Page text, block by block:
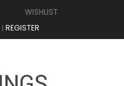
WISHLIST
| REGISTER